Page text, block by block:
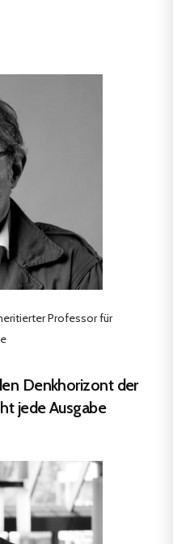
Professor für
Denkhorizont der
jede Ausgabe